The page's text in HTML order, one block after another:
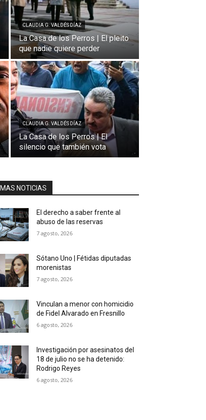
CLAUDIA G. VALDÉS DÍAZ
La Casa de los Perros | El pleito
que nadie quiere perder
CLAUDIA G. VALDÉS DÍAZ
La Casa de los Perros | El
silencio que también vota
NOTICIAS
El derecho a saber frente al
abuso de las reservas
7 agosto, 2026
Sótano Uno | Fétidas diputadas
morenistas
7 agosto, 2026
Vinculan a menor con homicidio
de Fidel Alvarado en Fresnillo
6 agosto, 2026
Investigación por asesinatos del
18 de julio no se ha detenido:
Rodrigo Reyes
6 agosto, 2026